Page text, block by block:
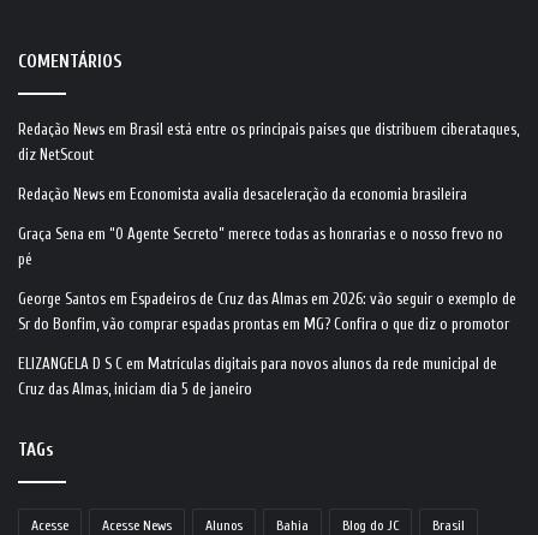
COMENTÁRIOS
Redação News em Brasil está entre os principais países que distribuem ciberataques,
diz NetScout
Redação News em Economista avalia desaceleração da economia brasileira
Graça Sena em “O Agente Secreto” merece todas as honrarias e o nosso frevo no
pé
George Santos em Espadeiros de Cruz das Almas em 2026: vão seguir o exemplo de
Sr do Bonfim, vão comprar espadas prontas em MG? Confira o que diz o promotor
ELIZANGELA D S C em Matrículas digitais para novos alunos da rede municipal de
Cruz das Almas, iniciam dia 5 de janeiro
TAGs
Acesse Acesse News Alunos Bahia Blog do JC Brasil